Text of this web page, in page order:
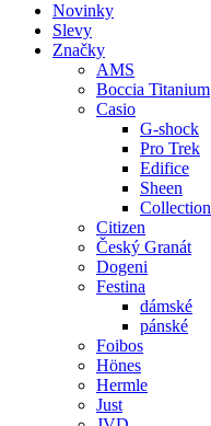
Novinky
Slevy
Značky
AMS
Boccia Titanium
Casio
G-shock
Pro Trek
Edifice
Sheen
Collection
Citizen
Český Granát
Dogeni
Festina
dámské
pánské
Foibos
Hönes
Hermle
Just